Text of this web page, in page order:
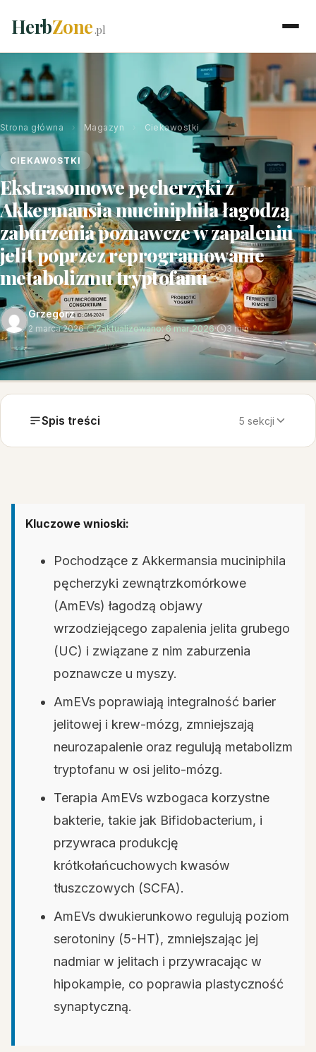
HerbZone.pl
Strona główna › Magazyn Ciekawostki
CIEKAWOSTKI
Ekstrasomowe pęcherzyki z
Akkermansia muciniphila łagodzą
zaburzenia poznawcze w zapaleniu
jelit poprzez reprogramowanie
metabolizmu tryptofanu
Grzegorz
2 marca 2026· Zaktualizowano: 6 mar 2026· 3 min
Spis treści 5 sekcji
Kluczowe wnioski:
Pochodzące z Akkermansia muciniphila
pęcherzyki zewnątrzkomórkowe
(AmEVs) łagodzą objawy
wrzodziejącego zapalenia jelita grubego
(UC) i związane z nim zaburzenia
poznawcze u myszy.
AmEVs poprawiają integralność barier
jelitowej i krew-mózg, zmniejszają
neurozapalenie oraz regulują metabolizm
tryptofanu w osi jelito-mózg.
Terapia AmEVs wzbogaca korzystne
bakterie, takie jak Bifidobacterium, i
przywraca produkcję
krótkołańcuchowych kwasów
tłuszczowych (SCFA).
AmEVs dwukierunkowo regulują poziom
serotoniny (5-HT), zmniejszając jej
nadmiar w jelitach i przywracając w
hipokampie, co poprawia plastyczność
synaptyczną.